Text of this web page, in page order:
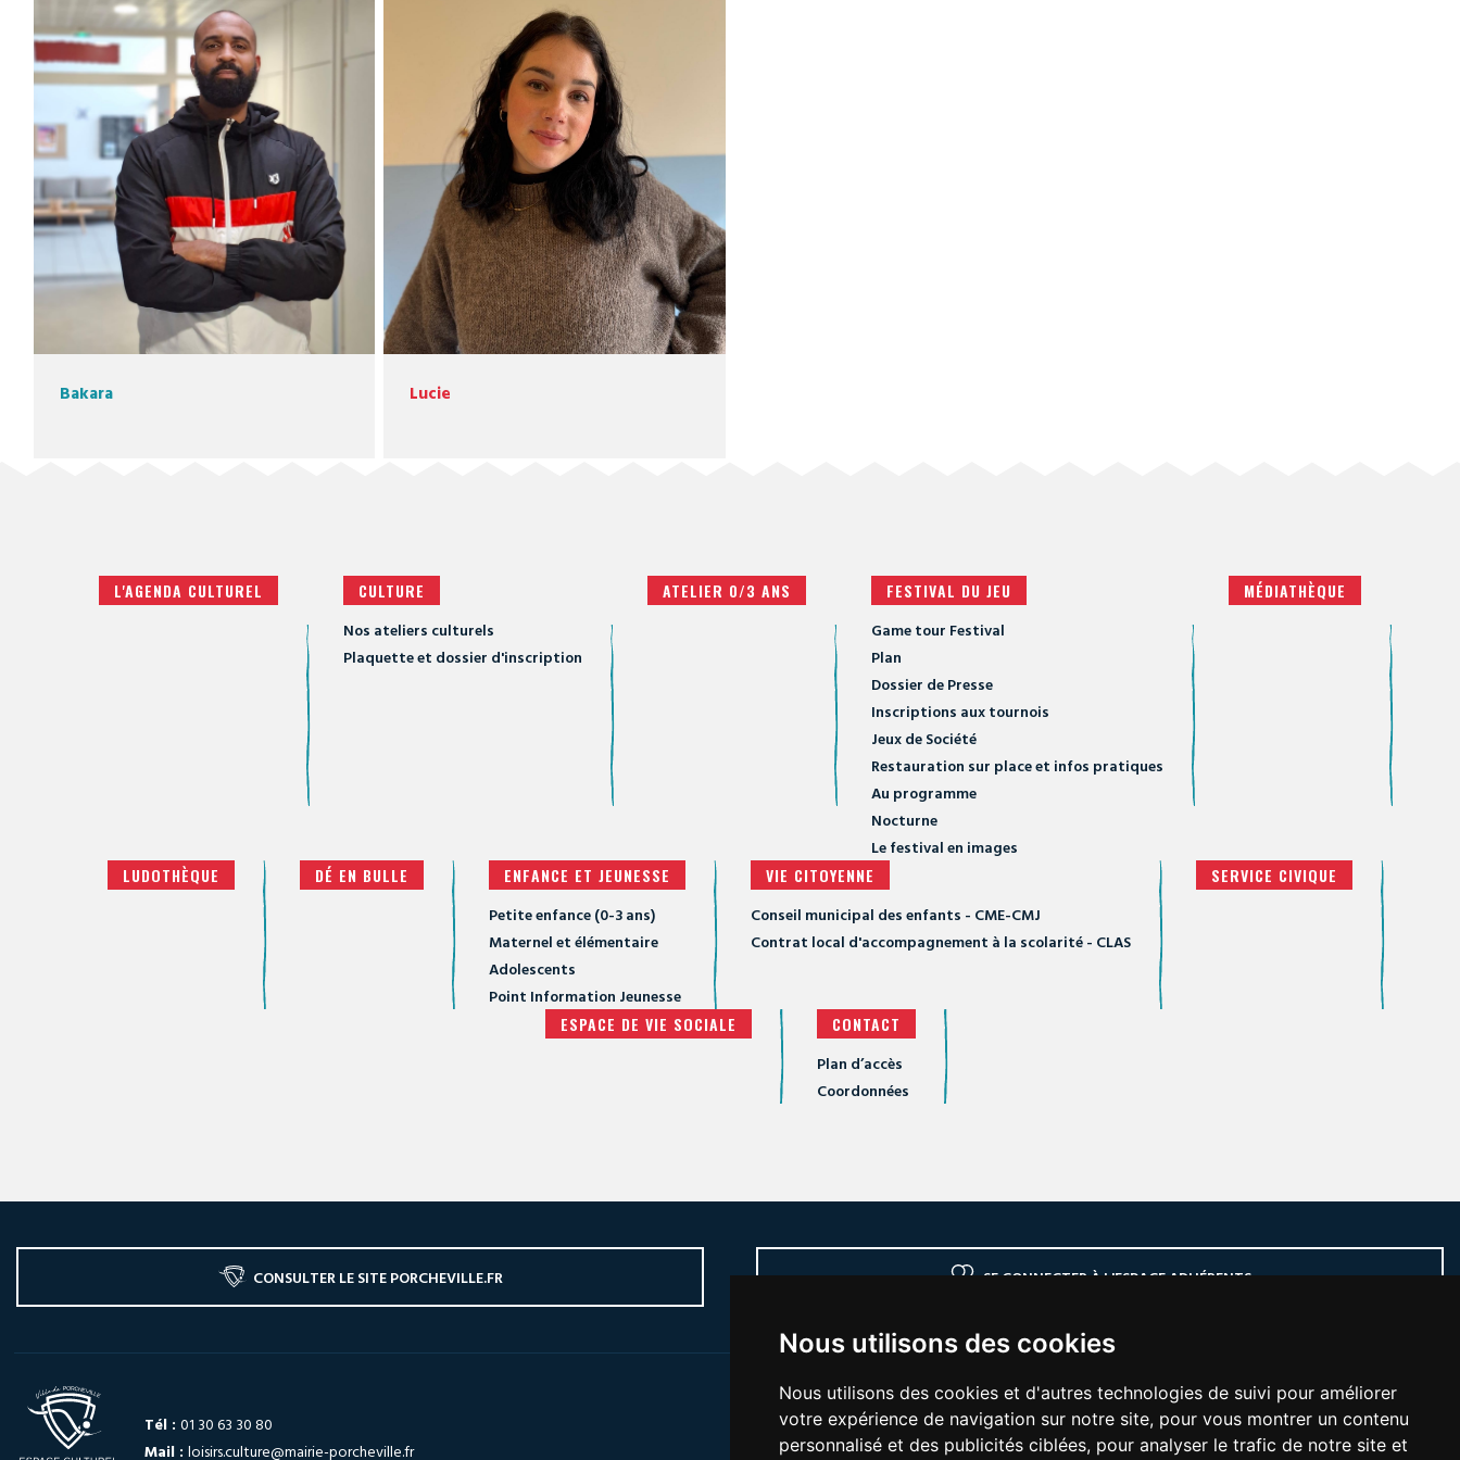
Nous utilisons des cookies
Nous utilisons des cookies et d'autres technologies de suivi pour améliorer
votre expérience de navigation sur notre site, pour vous montrer un contenu
personnalisé et des publicités ciblées, pour analyser le trafic de notre site et
Bakara Lucie
L'AGENDA CULTUREL
CULTURE
Nos ateliers culturels
Plaquette et dossier d'inscription
ATELIER 0/3 ANS
FESTIVAL DU JEU
Game tour Festival
Plan
Dossier de Presse
Inscriptions aux tournois
Jeux de Société
Restauration sur place et infos pratiques
Au programme
Nocturne
Le festival en images
MÉDIATHÈQUE
LUDOTHÈQUE DÉ EN BULLE
ENFANCE ET JEUNESSE
Petite enfance (0-3 ans)
Maternel et élémentaire
Adolescents
Point Information Jeunesse
VIE CITOYENNE
Conseil municipal des enfants - CME-CMJ
Contrat local d'accompagnement à la scolarité - CLAS
SERVICE CIVIQUE
ESPACE DE VIE SOCIALE
CONTACT
Plan d’accès
Coordonnées
CONSULTER LE SITE PORCHEVILLE.FR SE CONNECTER À L'ESPACE ADHÉRENTS
Tél :01 30 63 30 80
Mail :loisirs.culture@mairie-porcheville.fr
Pour ne manquer aucun rendez-vous, inscrivez vous à notre newsletter